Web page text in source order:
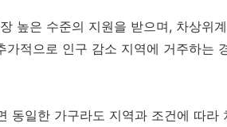
높은 수준의 지원을 받으며, 차상위
가적으로 인구 감소 지역에 거주하는
동일한 가구라도 지역과 조건에 따라